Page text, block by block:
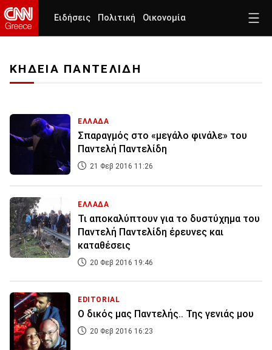
Ειδήσεις Πολιτική Οικονομία
ΚΗΔΕΙΑ ΠΑΝΤΕΛΙΔΗ
ΕΛΛΑΔΑ
Σπαραγμός στο «μεγάλο φινάλε» του
Παντελή Παντελίδη
21 Φεβ 2016 11:26
ΕΛΛΑΔΑ
Τι αποκαλύπτουν για το δυστύχημα του
Παντελή Παντελίδη έρευνες και
καταθέσεις
20 Φεβ 2016 19:46
EDITORIAL
Ο δικός μας Παντελής.. Της γενιάς μου
20 Φεβ 2016 16:23